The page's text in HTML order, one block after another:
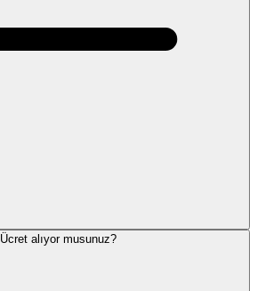
Ücret alıyor musunuz?